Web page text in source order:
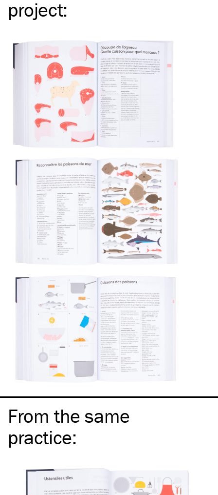
project:
From the same
practice: